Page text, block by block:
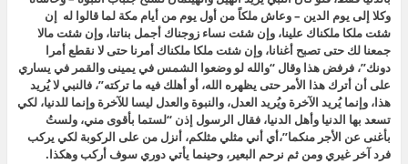
وكلا إلى يوم الدين – وعاش ملكاً من أول يوم من أيام مكة لما قالوا له إن
شئت ملكا ملكناك علينا، وإن شئت نساء زوجناك أجمل بناتنا، وإن شئت مالا
جمعنا لك حتى تصبح أغنانا، وإن شئت ملكا ملكناك أمرنا حتى لا نقطع أمرا
دونك”، فرفض هذا وقال “والله لو وضعوا الشمس في يمينى والقمر في يساري
على أن أترك هذا الأمر حتى يظهره الله، أو أهلك فيه ما تركته”، فالنبي لا يُريد
هذا، وإنما يُريد الآخرة ويُريد العدل، والنبوة والعدل ليسا للآخرة وإنما للدنيا، لكي
تسعد بها الدنيا وأهل الدنيا، فقال الرسول إذن “لستما بأقوى مني، ولستُ
بأغنى عن الأجر منكما”،أي أني مثلي مثلكم، أنزل من على الركوبة لكي يركب
فرد آخر غيري ومن ثم نرحم البعير، وحينما يأتي دوري سوف أركب وهكذا.